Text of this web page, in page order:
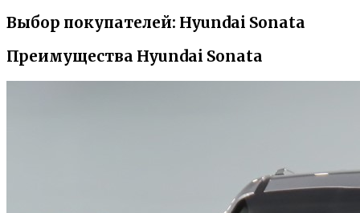
Выбор покупателей: Hyundai Sonata
Преимущества Hyundai Sonata